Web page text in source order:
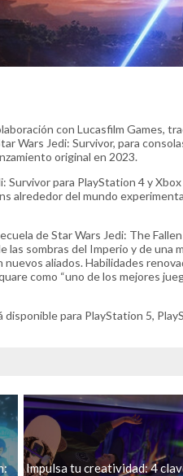
con Lucasfilm Games,
Wars Jedi: Survivor, para
original en 2023.
Survivor para PlayStation 4 y
alrededor del mundo
de Star Wars Jedi: The
las sombras del Imperio y de una
nuevos aliados. Habilidades
como “uno de los mejores
disponible para PlayStation 5,
Impulsa tu creatividad: 4